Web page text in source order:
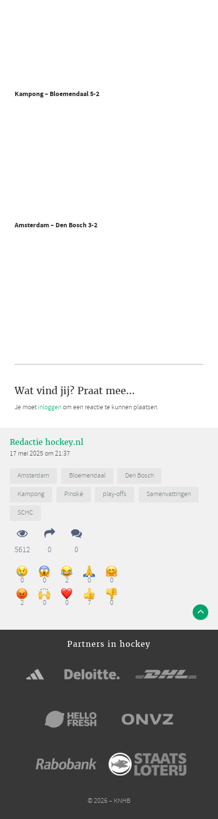
Kampong – Bloemendaal 5-2
Amsterdam – Den Bosch 3-2
Wat vind jij? Praat mee...
Je moet inloggenom een reactie te kunnen plaatsen.
Redactie hockey.nl
17 mei 2025 om 21:37
Amsterdam Bloemendaal
Den Bosch
Kampong
Pinoké play-offs
Samenvattingen
SCHC
5612 0 0
0 0 2 0 0
2 0 0 7 0
Partners in hockey
© 2026 – KNHB